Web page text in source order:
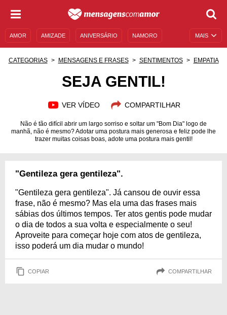
MAIS
AMOR AMIZADE ANIVERSÁRIO NAMORO
CATEGORIAS MENSAGENS E FRASES SENTIMENTOS EMPATIA
SEJA GENTIL!
VER VÍDEO COMPARTILHAR
Não é tão difícil abrir um largo sorriso e soltar um "Bom Dia" logo de
manhã, não é mesmo? Adotar uma postura mais generosa e feliz pode lhe
trazer muitas coisas boas, adote uma postura mais gentil!
"Gentileza gera gentileza".
"Gentileza gera gentileza". Já cansou de ouvir essa
frase, não é mesmo? Mas ela uma das frases mais
sábias dos últimos tempos. Ter atos gentis pode mudar
o dia de todos a sua volta e especialmente o seu!
Aproveite para começar hoje com atos de gentileza,
isso poderá um dia mudar o mundo!
COPIAR COMPARTILHAR